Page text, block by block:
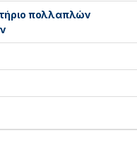
πολλαπλών